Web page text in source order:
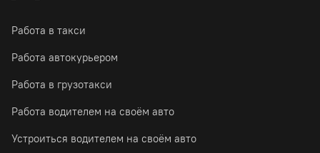
Работа в такси
Работа автокурьером
Работа в грузотакси
Работа водителем на своём авто
Устроиться водителем на своём авто